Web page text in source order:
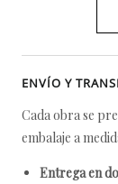
ENVÍO Y
Cada obra se
embalaje a
Entrega en